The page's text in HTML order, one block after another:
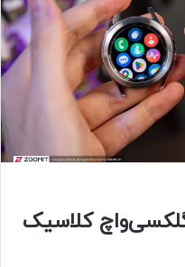
کلاسیک